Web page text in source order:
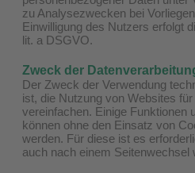
zu Analysezwecken bei
Einwilligung des Nutzers erfolgt
lit. a DSGVO.
Zweck der
Der Zweck der Verwendung
ist, die Nutzung von Websites
vereinfachen. Einige Funktionen
können ohne den Einsatz von
werden. Für diese ist es
auch nach einem Seitenwechsel